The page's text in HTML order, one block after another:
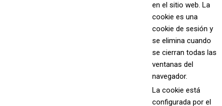
en el sitio web. La
cookie es una
cookie de sesión y
se elimina cuando
se cierran todas las
ventanas del
navegador.
La cookie está
configurada por el